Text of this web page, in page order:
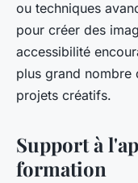
ou techniques
pour créer des
accessibilité
plus grand nombre
projets créatifs.
Support à
formation